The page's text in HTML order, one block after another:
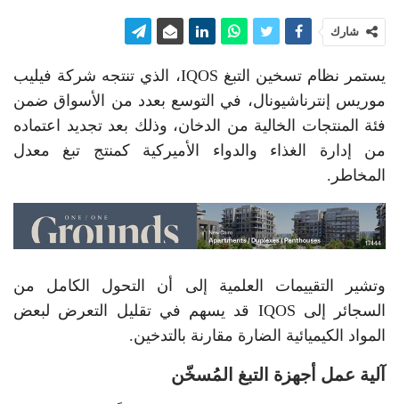
شارك
يستمر نظام تسخين التبغ IQOS، الذي تنتجه شركة فيليب
موريس إنترناشيونال، في التوسع بعدد من الأسواق ضمن
فئة المنتجات الخالية من الدخان، وذلك بعد تجديد اعتماده
من إدارة الغذاء والدواء الأميركية كمنتج تبغ معدل
المخاطر.
وتشير التقييمات العلمية إلى أن التحول الكامل من
السجائر إلى IQOS قد يسهم في تقليل التعرض لبعض
المواد الكيميائية الضارة مقارنة بالتدخين.
آلية عمل أجهزة التبغ المُسخّن